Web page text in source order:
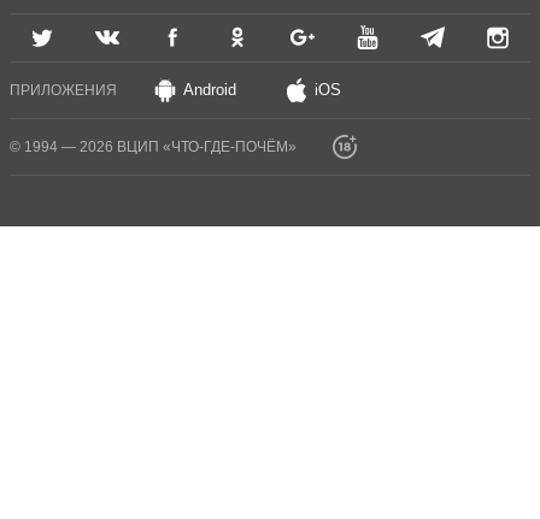
ПРИЛОЖЕНИЯ Android iOS
© 1994 — 2026 ВЦИП «ЧТО-ГДЕ-ПОЧЁМ»